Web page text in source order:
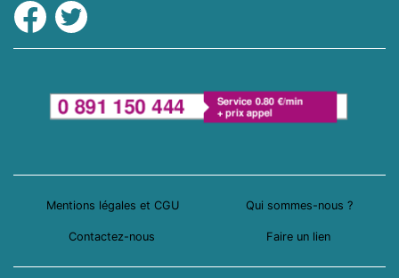
Facebook
Twitter
Mentions légales et CGU Qui sommes-nous ?
Contactez-nous Faire un lien